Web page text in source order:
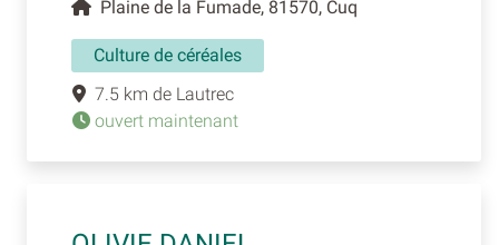
Plaine de la Fumade, 81570, Cuq
Culture de céréales
7.5 km de Lautrec
ouvert maintenant